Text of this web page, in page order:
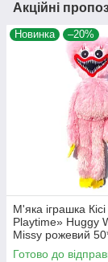
Акційні
Новинка –20%
М'яка іграшка
Playtime» Huggy
Missy рожевий
(00517)
Готово до